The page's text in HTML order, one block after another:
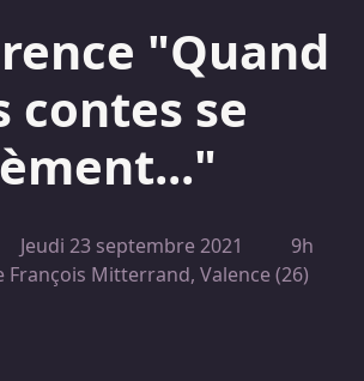
"Quand
contes se
Jeudi 23 septembre 2021
9h
François Mitterrand, Valence (26)